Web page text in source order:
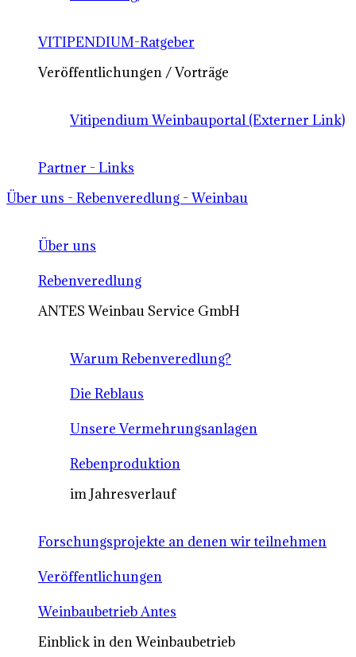
VITIPENDIUM-Ratgeber
Veröffentlichungen / Vorträge
Vitipendium Weinbauportal (Externer Link)
Partner - Links
Über uns - Rebenveredlung - Weinbau
Über uns
Rebenveredlung
ANTES Weinbau Service GmbH
Warum Rebenveredlung?
Die Reblaus
Unsere Vermehrungsanlagen
Rebenproduktion
im Jahresverlauf
Forschungsprojekte an denen wir teilnehmen
Veröffentlichungen
Weinbaubetrieb Antes
Einblick in den Weinbaubetrieb